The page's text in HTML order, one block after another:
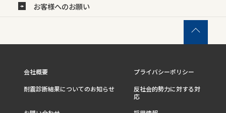
お客様へのお願い
会社概要
プライバシーポリシー
耐震診断結果についてのお知らせ
反社会的勢力に対する対
応